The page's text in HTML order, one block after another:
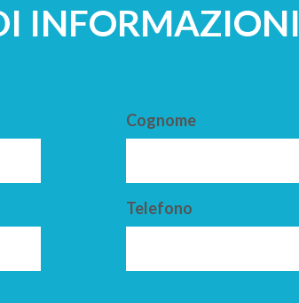
INFORMAZIONI
Cognome
Telefono